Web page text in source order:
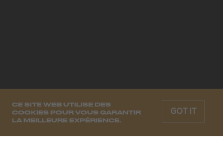
CE SITE WEB UTILISE DES
COOKIES POUR VOUS GARANTIR
LA MEILLEURE EXPÉRIENCE.
GOT IT